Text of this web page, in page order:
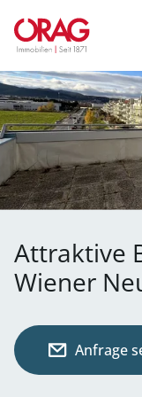
Attraktive
Wiener
Anfrage